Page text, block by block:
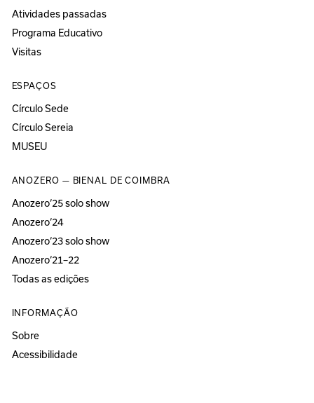
Atividades passadas
Programa Educativo
Visitas
ESPAÇOS
Círculo Sede
Círculo Sereia
MUSEU
ANOZERO — BIENAL DE COIMBRA
Anozero‘25 solo show
Anozero‘24
Anozero‘23 solo show
Anozero‘21–22
Todas as edições
INFORMAÇÃO
Sobre
Acessibilidade